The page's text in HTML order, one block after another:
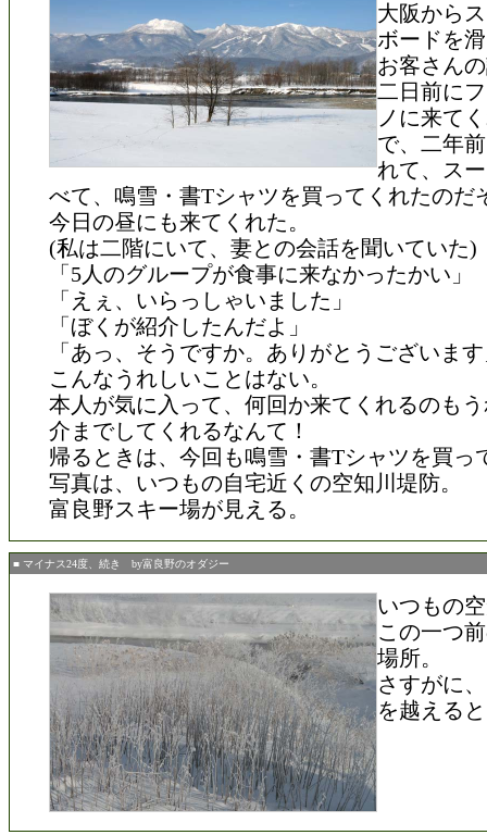
大阪から
ボードを
お客さん
二日前に
ノに来て
で、二年
れて、ス
べて、鳴雪・書Tシャツを買ってくれたのだ
今日の昼にも来てくれた。
(私は二階にいて、妻との会話を聞いていた)
「5人のグループが食事に来なかったかい」
「えぇ、いらっしゃいました」
「ぼくが紹介したんだよ」
「あっ、そうですか。ありがとうございま
こんなうれしいことはない。
本人が気に入って、何回か来てくれるのも
介までしてくれるなんて！
帰るときは、今回も鳴雪・書Tシャツを買っ
写真は、いつもの自宅近くの空知川堤防。
富良野スキー場が見える。
■ マイナス24度、続き by富良野のオダジー
いつもの
この一つ
場所。
さすがに
を越える